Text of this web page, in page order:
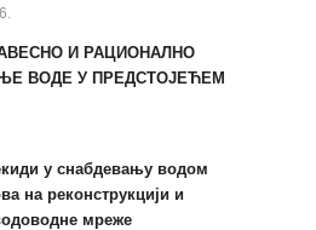
И РАЦИОНАЛНО
ВОДЕ У ПРЕДСТОЈЕЋЕМ
у снабдевању водом
на реконструкцији и
мреже